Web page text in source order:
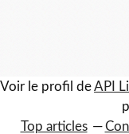
Voir le profil deAPI
Top articles